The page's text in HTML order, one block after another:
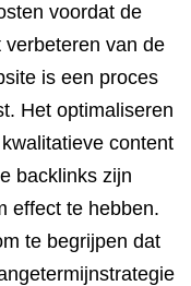
voordat de
van de
is een proces
Het optimaliseren
content
backlinks zijn
effect te hebben.
te begrijpen dat